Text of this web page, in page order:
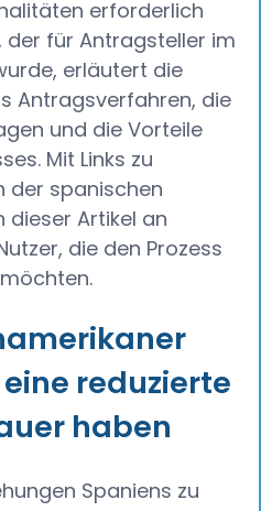
erforderlich
der für Antragsteller im
erläutert die
Antragsverfahren, die
und die Vorteile
Mit Links zu
der spanischen
dieser Artikel an
die den Prozess
reduzierte
haben
Spaniens zu